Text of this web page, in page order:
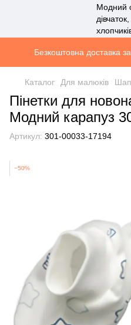
Безкоштовна доставка
Каталог Для малюків
Пінетки для
Модний карапуз
Артикул: 301-00033-17194
−50%